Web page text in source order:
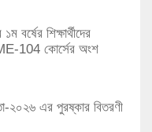
বর্ষের শিক্ষার্থীদের
104 কোর্সের অংশ
২০২৬ এর পুরষ্কার বিতরণী